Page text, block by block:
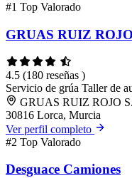
#1 Top Valorado
GRUAS RUIZ
4.5 (180 reseñas )
Servicio de grúa Taller de
GRUAS RUIZ ROJO
30816 Lorca, Murcia
Ver perfil completo
#2 Top Valorado
Desguace Camiones